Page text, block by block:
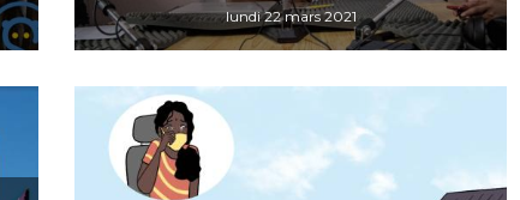
lundi 22 mars 2021